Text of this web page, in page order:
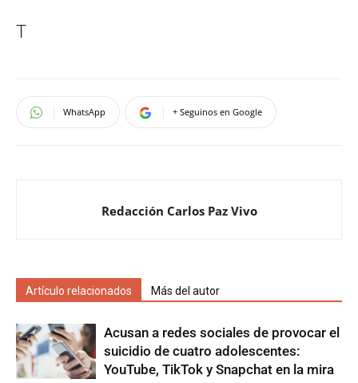
T
WhatsApp + Seguinos en Google
Redacción Carlos Paz Vivo
Artículo relacionados Más del autor
Acusan a redes sociales de provocar el
suicidio de cuatro adolescentes:
YouTube, TikTok y Snapchat en la mira